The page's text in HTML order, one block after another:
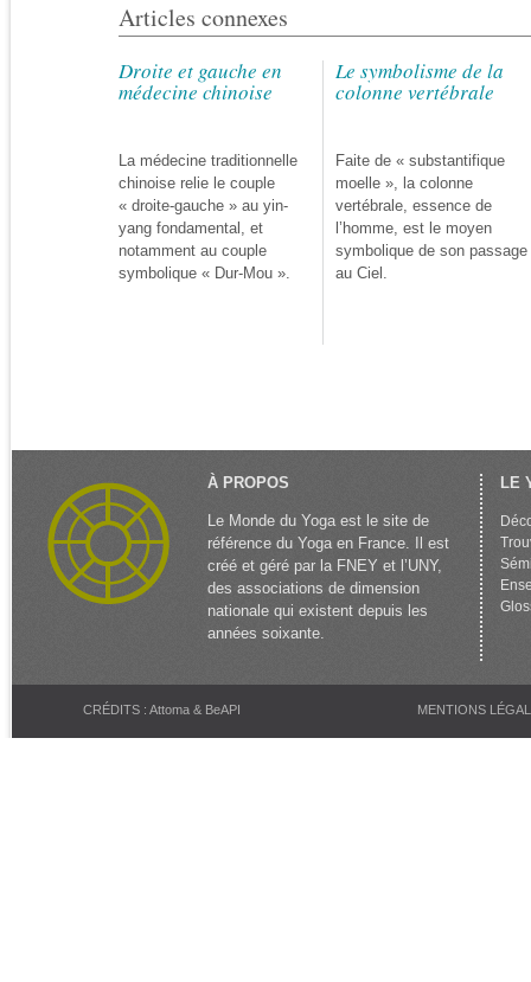
Articles connexes
Droite et gauche en
médecine chinoise
La médecine traditionnelle
chinoise relie le couple
« droite-gauche » au yin-
yang fondamental, et
notamment au couple
symbolique « Dur-Mou ».
Le symbolisme de la
colonne vertébrale
Faite de « substantifique
moelle », la colonne
vertébrale, essence de
l’homme, est le moyen
symbolique de son passage
au Ciel.
À PROPOS
Le Monde du Yoga est le site de
référence du Yoga en France. Il est
créé et géré par la FNEY et l’UNY,
des associations de dimension
nationale qui existent depuis les
années soixante.
LE
CRÉDITS : Attoma & BeAPI MENTIONS